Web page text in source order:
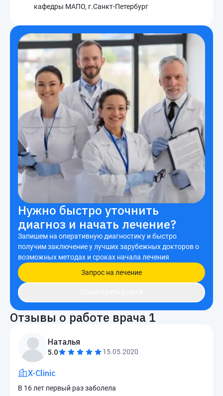
кафедры МАПО, г.Санкт-Петербург
Нужно быстро уточнить
диагноз и начать лечение?
Запишем на оперативную диагностику и быстро
получим заключение у лучших зарубежных докторов о
возможных методах и сроках начала лечения
Запрос на лечение
Отзывы о работе врача 1
Наталья
5.0 15.05.2020
X-Clinic
В 16 лет первый раз заболела